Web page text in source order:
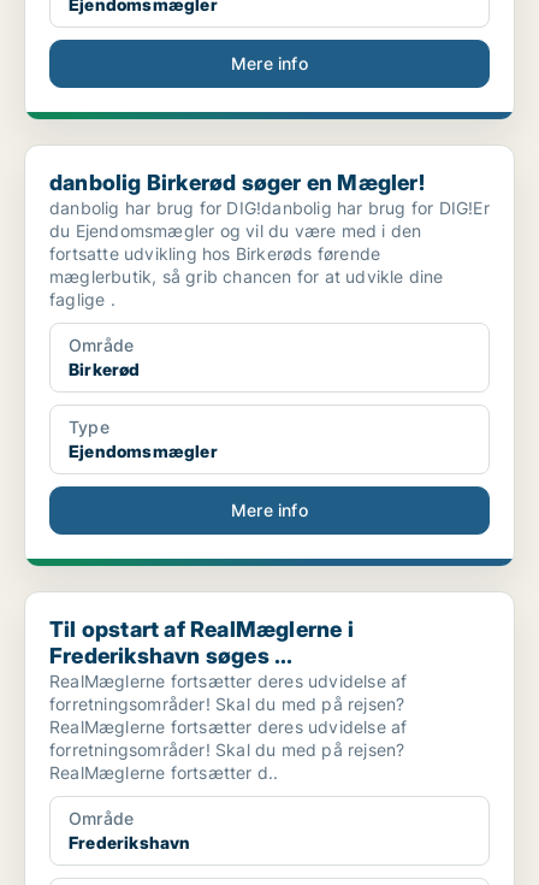
Ejendomsmægler
Mere info
danbolig Birkerød søger en Mægler!
danbolig Birkerød søger en Mægler!
danbolig har brug for DIG!danbolig har brug for DIG!Er
du Ejendomsmægler og vil du være med i den
fortsatte udvikling hos Birkerøds førende
mæglerbutik, så grib chancen for at udvikle dine
faglige .
Område
Birkerød
Type
Ejendomsmægler
Mere info
Til opstart af RealMæglerne i Frederikshavn søges ...
Til opstart af RealMæglerne i
Frederikshavn søges ...
RealMæglerne fortsætter deres udvidelse af
forretningsområder! Skal du med på rejsen?
RealMæglerne fortsætter deres udvidelse af
forretningsområder! Skal du med på rejsen?
RealMæglerne fortsætter d..
Område
Frederikshavn